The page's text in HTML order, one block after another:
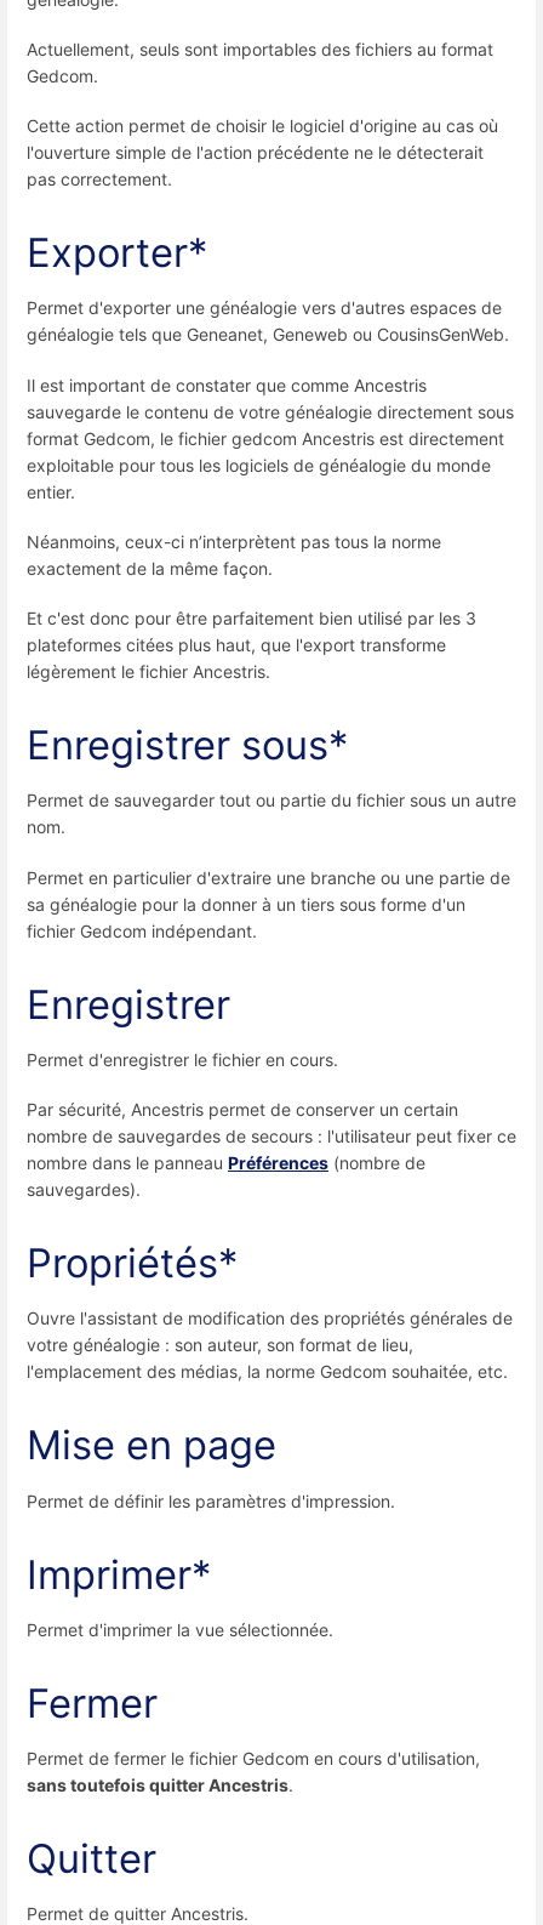
Actuellement, seuls sont importables des fichiers au format
Gedcom.
Cette action permet de choisir le logiciel d'origine au cas où
l'ouverture simple de l'action précédente ne le détecterait
pas correctement.
Exporter*
Permet d'exporter une généalogie vers d'autres espaces de
généalogie tels que Geneanet, Geneweb ou CousinsGenWeb.
Il est important de constater que comme Ancestris
sauvegarde le contenu de votre généalogie directement sous
format Gedcom, le fichier gedcom Ancestris est directement
exploitable pour tous les logiciels de généalogie du monde
entier.
Néanmoins, ceux-ci n’interprètent pas tous la norme
exactement de la même façon.
Et c'est donc pour être parfaitement bien utilisé par les 3
plateformes citées plus haut, que l'export transforme
légèrement le fichier Ancestris.
Enregistrer sous*
Permet de sauvegarder tout ou partie du fichier sous un autre
nom.
Permet en particulier d'extraire une branche ou une partie de
sa généalogie pour la donner à un tiers sous forme d'un
fichier Gedcom indépendant.
Enregistrer
Permet d'enregistrer le fichier en cours.
Par sécurité, Ancestris permet de conserver un certain
nombre de sauvegardes de secours : l'utilisateur peut fixer ce
nombre dans le panneau Préférences (nombre de
sauvegardes).
Propriétés*
Ouvre l'assistant de modification des propriétés générales de
votre généalogie : son auteur, son format de lieu,
l'emplacement des médias, la norme Gedcom souhaitée, etc.
Mise en page
Permet de définir les paramètres d'impression.
Imprimer*
Permet d'imprimer la vue sélectionnée.
Fermer
Permet de fermer le fichier Gedcom en cours d'utilisation,
sans toutefois quitter Ancestris.
Quitter
Permet de quitter Ancestris.